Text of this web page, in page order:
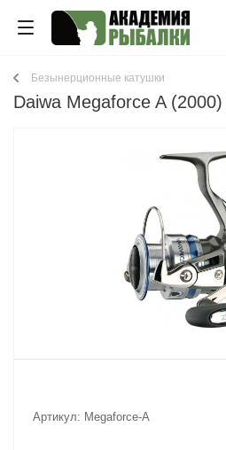
Безынерционные катушки
Daiwa Megaforce A (2000)
Артикул: Megaforce-A